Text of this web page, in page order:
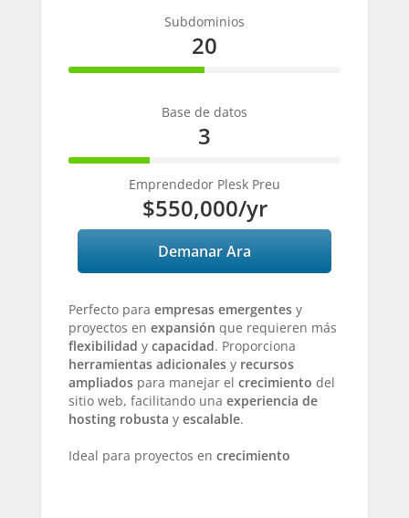
Subdominios
20
50%
Base de datos
3
30%
CompleteEmprendedor Plesk Preu
$550,000/yr
Demanar Ara
Perfecto para empresas emergentes y
proyectos en expansión que requieren más
flexibilidad y capacidad. Proporciona
herramientas adicionales y recursos
ampliados para manejar el crecimiento del
sitio web, facilitando una experiencia de
hosting robusta y escalable.
Ideal para proyectos en crecimiento